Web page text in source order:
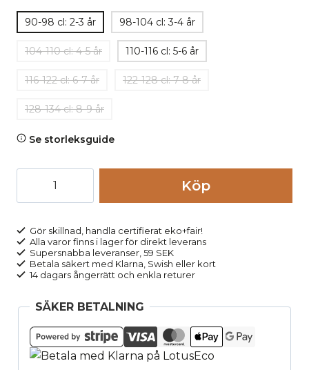
90-98 cl: 2-3 år 98-104 cl: 3-4 år
104-110 cl: 4-5 år 110-116 cl: 5-6 år
116-122 cl: 6-7 år 122-128 cl: 7-8 år
128-134 cl: 8-9 år
Se storleksguide
dinosaurier,
2-
6
år
mängd
Köp
Gör skillnad, handla certifierat eko+fair!
Alla varor finns i lager för direkt leverans
Supersnabba leveranser, 59 SEK
Betala säkert med Klarna, Swish eller kort
14 dagars ångerrätt och enkla returer
SÄKER BETALNING